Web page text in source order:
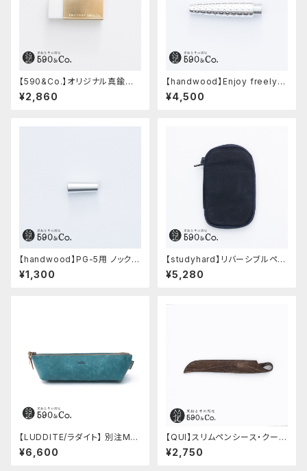
【590&Co.】オリジナル真鍮消
しゴムカバー (無垢)
¥2,860
【handwood】Enjoy freely
前軸・ディンプル(ジュラルミン)
¥4,500
【handwood】PG-5用 ノック部
カバー (超超ジュラルミン)
¥1,300
【studyhard】リバーシブルペン
ケース (ブラック)
¥5,280
【LUDDITE/ラダイト】 別注MAY
Aレザーボートペンケース (ター
キーブルー)
¥6,600
【QUI】スリムペンシース・クード
ゥー (ストーン)
¥2,750